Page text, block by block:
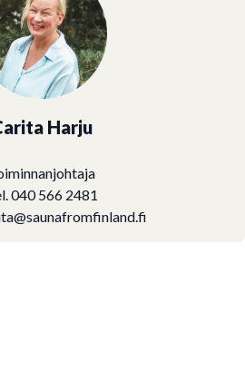
Harju
040 566 2481